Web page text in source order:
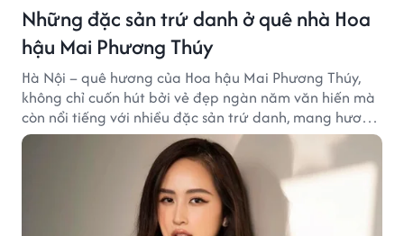
Những đặc sản trứ danh ở quê nhà Hoa
hậu Mai Phương Thúy
Hà Nội – quê hương của Hoa hậu Mai Phương Thúy,
không chỉ cuốn hút bởi vẻ đẹp ngàn năm văn hiến mà
còn nổi tiếng với nhiều đặc sản trứ danh, mang hương
vị tinh tế và đậm đà bản sắc đất kinh kỳ.